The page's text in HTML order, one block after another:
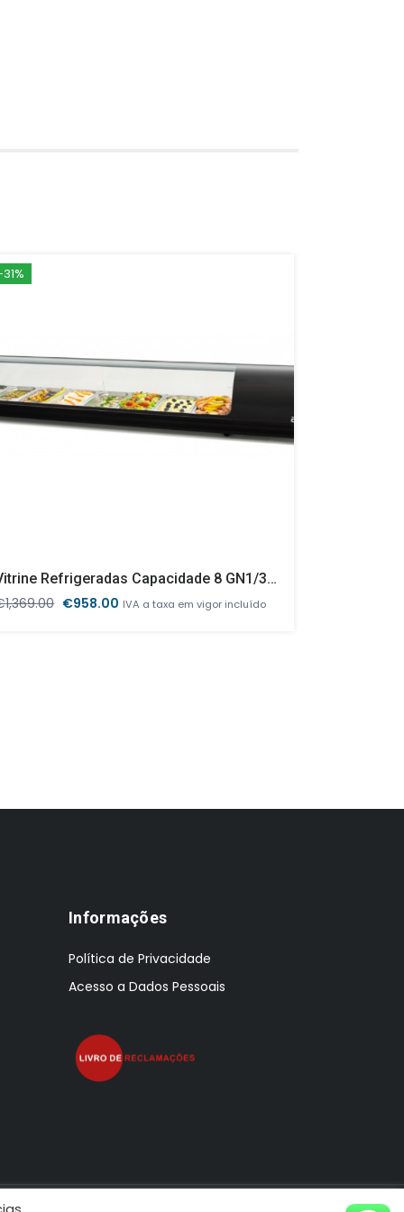
Vitrine Refrigeradas Capacidade 8 GN1/3 Preta
1,369.00 O
€958.00 O
IVA a taxa em vigor incluído
Informações
Política de Privacidade
Acesso a Dados Pessoais